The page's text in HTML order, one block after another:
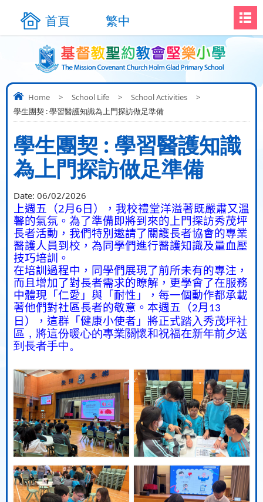
首頁 繁中
Home > School Life > School Activities
>
學生團契 : 學習醫護知識為上門探訪做足準備
學生團契 : 學習醫護知識
為上門探訪做足準備
Date: 06/02/2026
上週五（2月 6 日），我校禮堂洋溢著既嚴肅又溫
馨的氣氛。為了準備即將到來的上門探訪秀茂坪
長者活動，我們特別邀請了關護長者協會的專業
醫護人員到校，為同學們進行醫護知識及量血壓
技巧培訓。
在培訓過程中，同學們展現了前所未有的專注，
而且增加了對長者需求的瞭解，更學會了在服務
中體現「仁愛」與「耐性」，每一個動作都承載
著他們對社區長者的敬意。本週五（2月 13
日），這群「健康小使者」將正式踏入秀茂坪社
區，將這份暖心的專業關懷和祝福在新年前夕送
到長者手中。